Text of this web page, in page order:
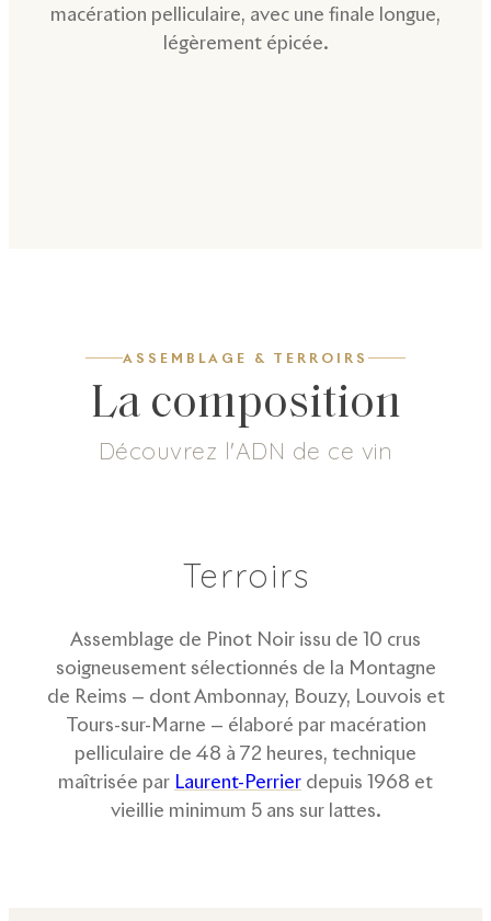
macération pelliculaire, avec une finale longue,
légèrement épicée.
ASSEMBLAGE & TERROIRS
La composition
Découvrez l'ADN de ce vin
Terroirs
Assemblage de Pinot Noir issu de 10 crus
soigneusement sélectionnés de la Montagne
de Reims — dont Ambonnay, Bouzy, Louvois et
Tours-sur-Marne — élaboré par macération
pelliculaire de 48 à 72 heures, technique
maîtrisée par Laurent-Perrier depuis 1968 et
vieillie minimum 5 ans sur lattes.